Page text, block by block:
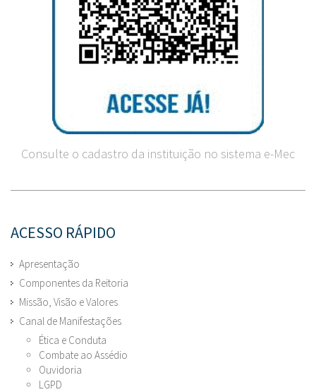
Consulte o cadastro da instituição no sistema e-Mec
ACESSO RÁPIDO
Apresentação
Componentes da Reitoria
Missão, Visão e Valores
Canal de Manifestações
Ética e Conduta
Combate ao Assédio
Ouvidoria
LGPD